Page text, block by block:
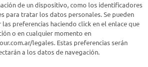
Comunicate con nosotros acá
de un dispositivo, como los identificadores
para tratar los datos personales. Se pueden
preferencias haciendo click en el enlace que
o en cualquier momento en
legales. Estas preferencias serán
a los datos de navegación.